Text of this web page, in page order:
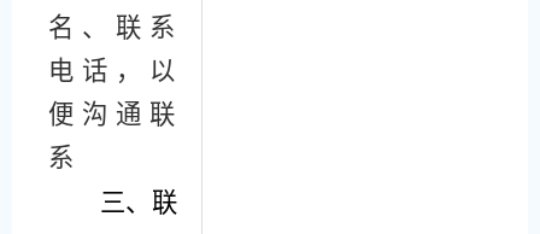
名、联系
电话，以
便沟通联
系
三、联